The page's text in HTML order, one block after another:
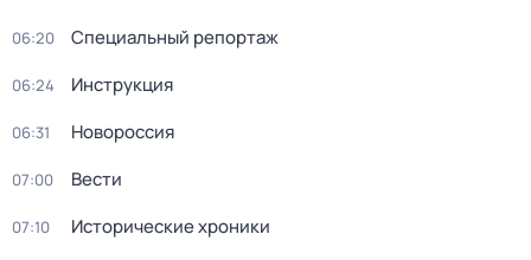
06:20 Специальный репортаж
06:24 Инструкция
06:31 Новороссия
07:00 Вести
07:10 Исторические хроники